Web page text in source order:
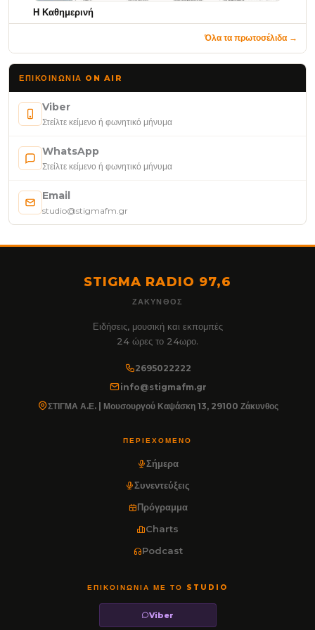
Η Καθημερινή
Όλα τα πρωτοσέλιδα →
ΕΠΙΚΟΙΝΩΝΊΑ ON AIR
Viber
Στείλτε κείμενο ή φωνητικό μήνυμα
WhatsApp
Στείλτε κείμενο ή φωνητικό μήνυμα
Email
studio@stigmafm.gr
STIGMA RADIO 97,6
ΖΆΚΥΝΘΟΣ
Ειδήσεις, μουσική και εκπομπές
24 ώρες το 24ωρο.
2695022222
info@stigmafm.gr
ΣΤΙΓΜΑ Α.Ε. | Μουσουργού Καψάσκη 13, 29100 Ζάκυνθος
ΠΕΡΙΕΧΌΜΕΝΟ
Σήμερα
Συνεντεύξεις
Πρόγραμμα
Charts
Podcast
ΕΠΙΚΟΙΝΩΝΊΑ ΜΕ ΤΟ STUDIO
Viber